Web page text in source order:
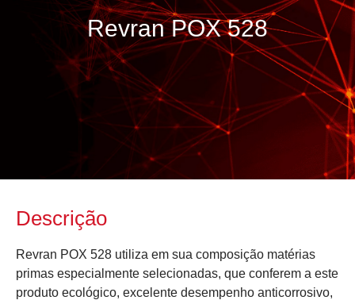
Revran POX 528
Descrição
Revran POX 528 utiliza em sua composição matérias
primas especialmente selecionadas, que conferem a este
produto ecológico, excelente desempenho anticorrosivo,